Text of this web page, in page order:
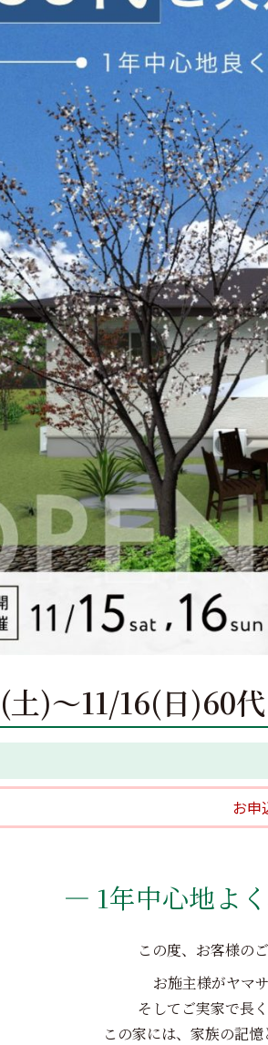
土)～11/16(日)60
お申
― 1年中心地よ
この度、お客様の
お施主様がヤマ
そしてご実家で長
この家には、家族の記憶